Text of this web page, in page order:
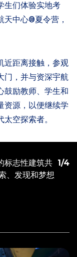
生们体验实地考
天中心®夏令营，
近距离接触，参观
门，并与资深宇航
鼓励教师、学生和
资源，以便继续学
空探索者。
标志性建筑共
、发现和梦想
1/4